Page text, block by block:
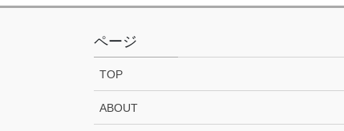
ページ
TOP
ABOUT